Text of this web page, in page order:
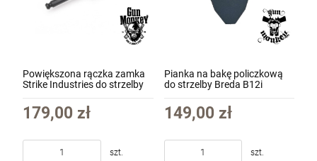
DO KOSZYKA
Powiększona rączka zamka
Strike Industries do strzelby
12GA kol. Czarny (SI-BM2-
BH-12)
179,00 zł
szt.
Pianka na bakę policzkową
do strzelby Breda B12i
149,00 zł
szt.